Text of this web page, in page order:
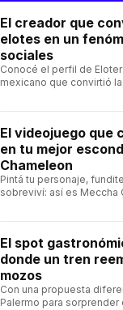
El creador que
elotes en un
sociales
Conocé el perfil de
mexicano que convirtió
El videojuego que
en tu mejor
Chameleon
Pintá tu personaje,
sobreviví: así es Meccha
El spot
donde un tren
mozos
Con una propuesta
Palermo para sorprender